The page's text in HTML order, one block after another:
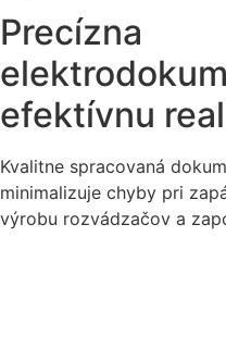
Precízna
efektívnu
Kvalitne spracovaná
minimalizuje chyby pri
výrobu rozvádzačov a